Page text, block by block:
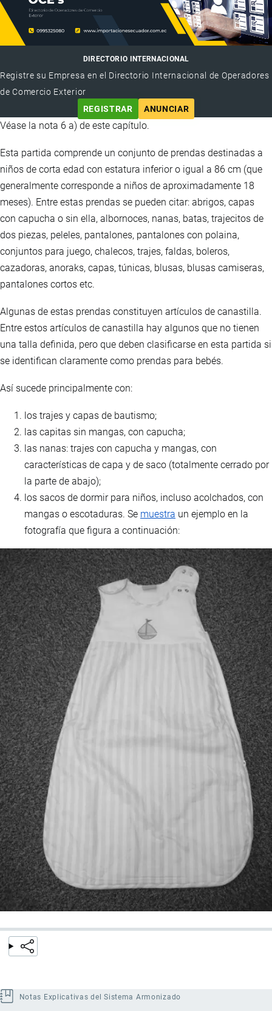
DIRECTORIO INTERNACIONAL
Registre su Empresa en el Directorio Internacional de Operadores
de Comercio Exterior
REGISTRAR
ANUNCIAR
Véase la nota 6 a) de este capítulo.
Esta partida comprende un conjunto de prendas destinadas a
niños de corta edad con estatura inferior o igual a 86 cm (que
generalmente corresponde a niños de aproximadamente 18
meses). Entre estas prendas se pueden citar: abrigos, capas
con capucha o sin ella, albornoces, nanas, batas, trajecitos de
dos piezas, peleles, pantalones, pantalones con polaina,
conjuntos para juego, chalecos, trajes, faldas, boleros,
cazadoras, anoraks, capas, túnicas, blusas, blusas camiseras,
pantalones cortos etc.
Algunas de estas prendas constituyen artículos de canastilla.
Entre estos artículos de canastilla hay algunos que no tienen
una talla definida, pero que deben clasificarse en esta partida si
se identifican claramente como prendas para bebés.
Así sucede principalmente con:
los trajes y capas de bautismo;
las capitas sin mangas, con capucha;
las nanas: trajes con capucha y mangas, con
características de capa y de saco (totalmente cerrado por
la parte de abajo);
los sacos de dormir para niños, incluso acolchados, con
mangas o escotaduras. Se muestra un ejemplo en la
fotografía que figura a continuación:
Notas Explicativas del Sistema Armonizado